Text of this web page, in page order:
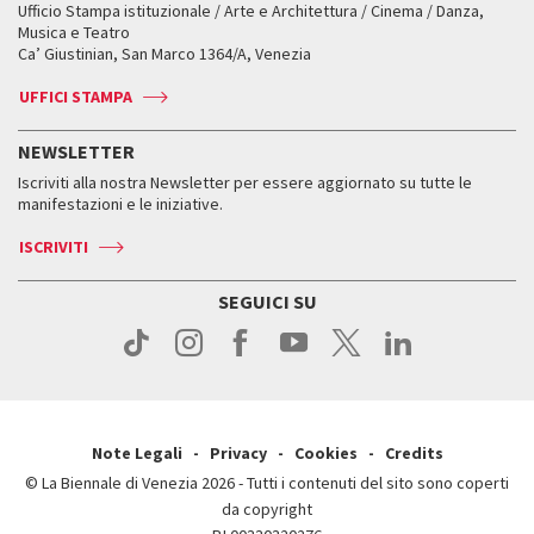
Servizi al pubblico
Come raggiungerci
Press
Orari e sedi
Accrediti
Come raggiungerci
Orari e sedi
Biglietti
Accrediti
Come raggiungerci
Contatti
Press
Servizi al pubblico
Come raggiungerci
Press
Leone d’oro alla carriera
Leone d’argento
Edizioni passate
Orari e sedi
Biglietti
Servizi al pubblico
Come raggiungerci
Contatti
Fondi e Collezioni
Biennale College ASAC
ASAC DATI
Storia
Orari e sedi
Ufficio Stampa istituzionale / Arte e Architettura / Cinema / Danza,
Musica e Teatro
Ca’ Giustinian, San Marco 1364/A, Venezia
UFFICI STAMPA
NEWSLETTER
Iscriviti alla nostra Newsletter per essere aggiornato su tutte le
manifestazioni e le iniziative.
ISCRIVITI
SEGUICI SU
Note Legali Privacy Cookies
Credits
© La Biennale di Venezia 2026 - Tutti i contenuti del sito sono coperti
da copyright